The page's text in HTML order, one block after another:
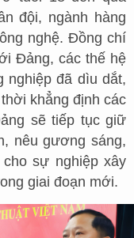
đội, ngành hàng
nghệ. Đồng chí
Đảng, các thế hệ
nghiệp đã dìu dắt,
khẳng định các
sẽ tiếp tục giữ
nêu gương sáng,
sự nghiệp xây
giai đoạn mới.